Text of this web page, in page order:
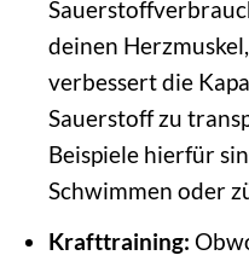
deinen
verbessert die
Sauerstoff zu
Beispiele hierfür
Schwimmen oder
Krafttraining: